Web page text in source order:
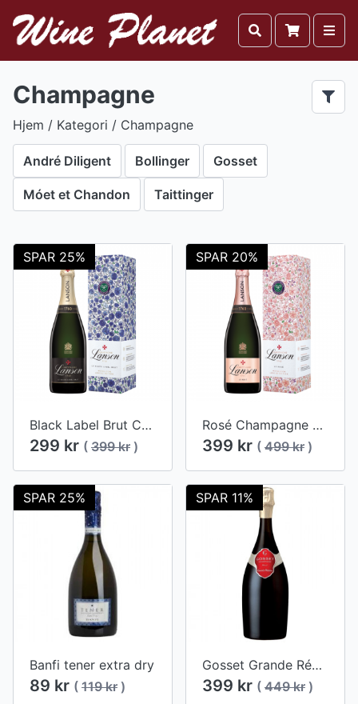
Champagne
Hjem / Kategori / Champagne
André Diligent Bollinger Gosset
Móet et Chandon Taittinger
SPAR 25%
Black Label Brut Champagne Lanson (Limited Edition, Wimbledon)
299 kr ( 399 kr )
SPAR 20%
Rosé Champagne Lanson (Limited Edition, Wimbledon)
399 kr ( 499 kr)
SPAR 25%
Banfi tener extra dry
89 kr ( 119 kr )
SPAR 11%
Gosset Grande Réserve Brut
399 kr ( 449 kr)